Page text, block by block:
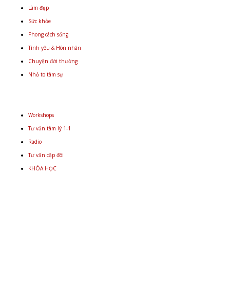
Làm đẹp
Sức khỏe
Phong cách sống
Tình yêu & Hôn nhân
Chuyện đời thường
Nhỏ to tâm sự
Workshops
Tư vấn tâm lý 1-1
Radio
Tư vấn cặp đôi
KHÓA HỌC